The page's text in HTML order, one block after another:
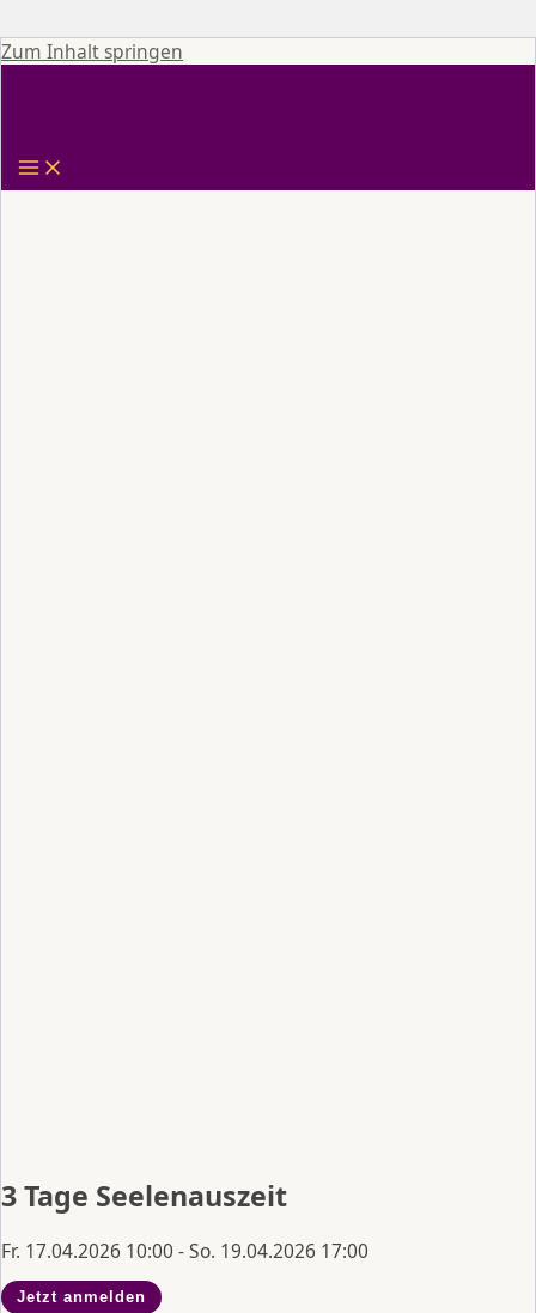
Zum Inhalt springen
3 Tage Seelenauszeit
Fr. 17.04.2026 10:00 - So. 19.04.2026 17:00
Jetzt anmelden